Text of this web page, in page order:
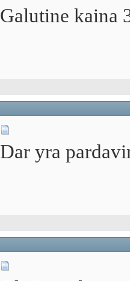
Galutine kaina
Dar yra